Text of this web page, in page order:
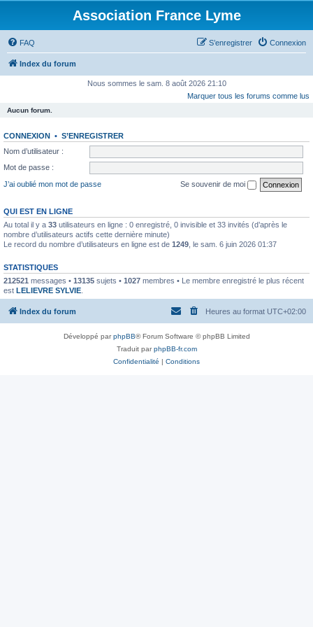
Association France Lyme
FAQ Connexion
S’enregistrer
Index du forum
Nous sommes le sam. 8 août 2026 21:10
Marquer tous les forums comme lus
Aucun forum.
CONNEXION • S’ENREGISTRER
Nom d’utilisateur :
Mot de passe :
J’ai oublié mon mot de passe
Se souvenir de moi
QUI EST EN LIGNE
Au total il y a 33 utilisateurs en ligne : 0 enregistré, 0 invisible et 33 invités (d’après le
nombre d’utilisateurs actifs cette dernière minute)
Le record du nombre d’utilisateurs en ligne est de 1249 , le sam. 6 juin 2026 01:37
STATISTIQUES
212521 messages • 13135 sujets • 1027 membres • Le membre enregistré le plus récent
est LELIEVRE SYLVIE
Index du forum Heures au format UTC+02:00
Développé parphpBB® Forum Software © phpBB Limited
Traduit parphpBB-fr.com
Confidentialité | Conditions